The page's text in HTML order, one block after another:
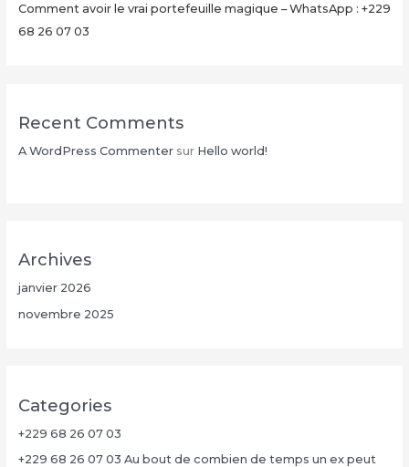
Comment avoir le vrai portefeuille magique – WhatsApp : +229
68 26 07 03
Recent Comments
A WordPress Commentersur Hello world!
Archives
janvier 2026
novembre 2025
Categories
+229 68 26 07 03
+229 68 26 07 03 Au bout de combien de temps un ex peut